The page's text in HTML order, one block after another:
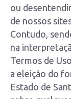
ou
de nossos
Contudo,
na
Termos de
a eleição do
Estado de